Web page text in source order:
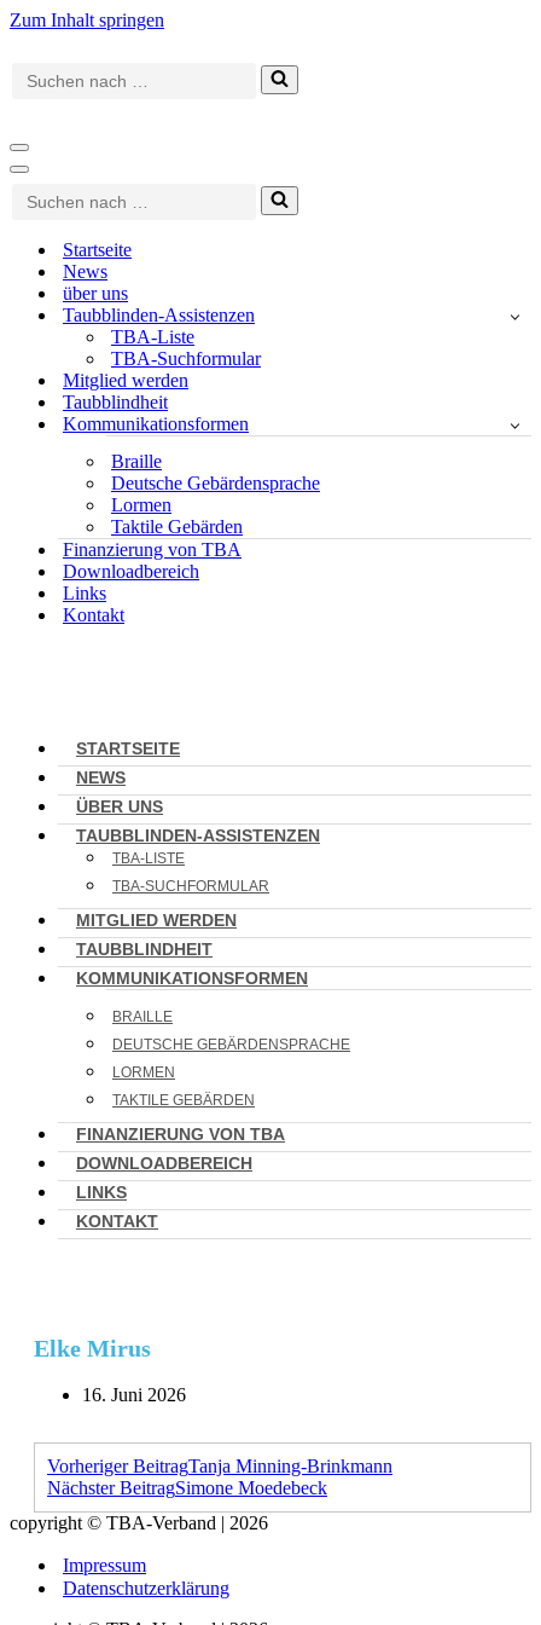
Zum Inhalt springen
Suchen
nach …
Navigationsmenü
Navigationsmenü
Suchen
nach …
Startseite
News
über uns
Taubblinden-Assistenzen
TBA-Liste
TBA-Suchformular
Mitglied werden
Taubblindheit
Kommunikationsformen
Braille
Deutsche Gebärdensprache
Lormen
Taktile Gebärden
Finanzierung von TBA
Downloadbereich
Links
Kontakt
STARTSEITE
NEWS
ÜBER UNS
TAUBBLINDEN-ASSISTENZEN
TBA-LISTE
TBA-SUCHFORMULAR
MITGLIED WERDEN
TAUBBLINDHEIT
KOMMUNIKATIONSFORMEN
BRAILLE
DEUTSCHE GEBÄRDENSPRACHE
LORMEN
TAKTILE GEBÄRDEN
FINANZIERUNG VON TBA
DOWNLOADBEREICH
LINKS
KONTAKT
Elke Mirus
16. Juni 2026
Vorheriger BeitragTanja Minning-Brinkmann
Nächster BeitragSimone Moedebeck
copyright © TBA-Verband | 2026
Impressum
Datenschutzerklärung